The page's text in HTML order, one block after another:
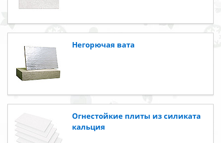
Негорючая вата
Огнестойкие плиты из силиката
кальция